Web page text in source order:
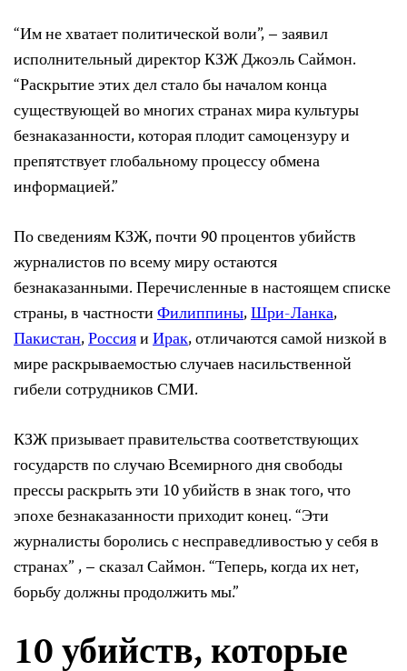
“Им не хватает политической воли”, – заявил
исполнительный директор КЗЖ Джоэль Саймон.
“Раскрытие этих дел стало бы началом конца
существующей во многих странах мира культуры
безнаказанности, которая плодит самоцензуру и
препятствует глобальному процессу обмена
информацией.”
По сведениям КЗЖ, почти 90 процентов убийств
журналистов по всему миру остаются
безнаказанными. Перечисленные в настоящем списке
страны, в частностиФилиппины,Шри-Ланка,
Пакистан,РоссияиИрак, отличаются самой низкой в
мире раскрываемостью случаев насильственной
гибели сотрудников СМИ.
КЗЖ призывает правительства соответствующих
государств по случаю Всемирного дня свободы
прессы раскрыть эти 10 убийств в знак того, что
эпохе безнаказанности приходит конец. “Эти
журналисты боролись с несправедливостью у себя в
странах” , – сказал Саймон. “Теперь, когда их нет,
борьбу должны продолжить мы.”
10 убийств, которые